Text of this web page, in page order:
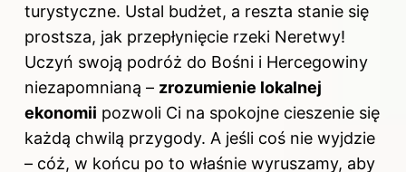
turystyczne. Ustal budżet, a reszta stanie się
prostsza, jak przepłynięcie rzeki Neretwy!
Uczyń swoją podróż do Bośni i Hercegowiny
niezapomnianą – zrozumienie lokalnej
ekonomii pozwoli Ci na spokojne cieszenie się
każdą chwilą przygody. A jeśli coś nie wyjdzie
– cóż, w końcu po to właśnie wyruszamy, aby